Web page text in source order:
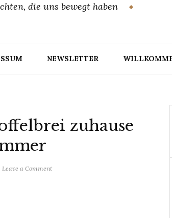
die uns bewegt haben
NEWSLETTER
zuhause
Leave a Commenton